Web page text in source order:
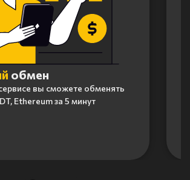
обмен
вы сможете обменять
Ethereum за 5 минут